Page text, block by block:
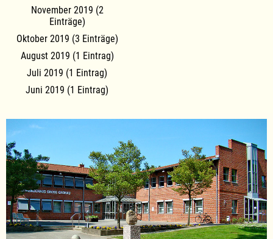
November 2019 (2
Einträge)
Oktober 2019 (3 Einträge)
August 2019 (1 Eintrag)
Juli 2019 (1 Eintrag)
Juni 2019 (1 Eintrag)